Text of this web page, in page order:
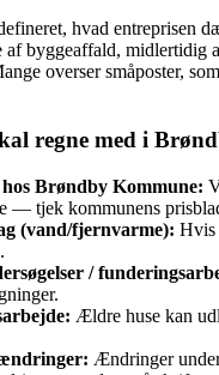
hvad entreprisen
af byggeaffald, midlertidig
overser småposter,
regne med i
hos Brøndby Kommune:
— tjek kommunens
(vand/fjernvarme): Hvis
/
Ældre huse kan
Ændringer